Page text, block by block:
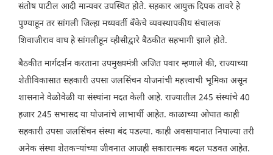
संतोष पाटील आदी मान्यवर उपस्थित होते. सहकार आयुक्त दिपक तावरे हे
पुण्याहून तर सांगली जिल्हा मध्यवर्ती बँकेचे व्यवस्थापकीय संचालक
शिवाजीराव वाघ हे सांगलीहून व्हीसीद्वारे बैठकीत सहभागी झाले होते.
बैठकीत मार्गदर्शन करताना उपमुख्यमंत्री अजित पवार म्हणाले की, राज्याच्या
शेतीविकासात सहकारी उपसा जलसिंचन योजनांची महत्त्वाची भूमिका असून
शासनाने वेळोवेळी या संस्थांना मदत केली आहे. राज्यातील 245 संस्थांचे 40
हजार 245 सभासद या योजनांचे लाभार्थी आहेत. काळाच्या ओघात काही
सहकारी उपसा जलसिंचन संस्था बंद पडल्या. काही अवसायानात निघाल्या तरी
अनेक संस्था शेतकऱ्यांच्या जीवनात आजही सकारात्मक बदल घडवत आहेत.